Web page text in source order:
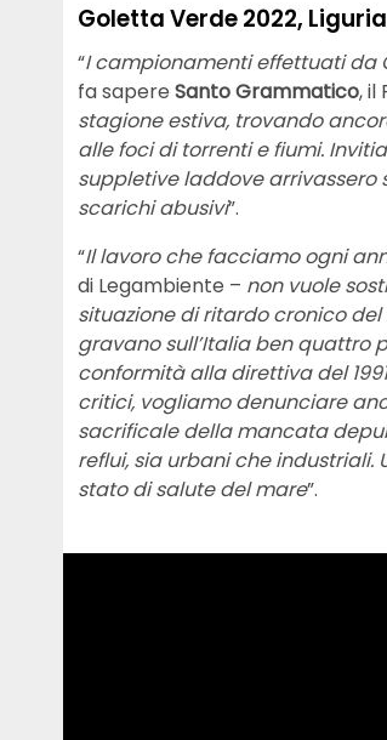
Goletta Verde 2022,
“I campionamenti effettuati da
fa sapere Santo Grammatico, il
stagione estiva, trovando
alle foci di torrenti e fiumi.
suppletive laddove
scarichi abusivi”.
“Il lavoro che facciamo ogni
di Legambiente – non vuole
situazione di ritardo cronico del
gravano sull’Italia ben quattro
conformità alla direttiva del
critici, vogliamo denunciare
sacrificale della mancata
reflui, sia urbani che
stato di salute del mare”.